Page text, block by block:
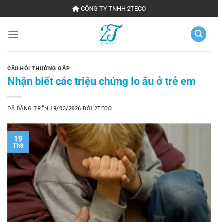
đến
nội
CÔNG TY TNHH 2TECO
CÂU HỎI THƯỜNG GẶP
Nhận biết các triệu chứng lo âu ở trẻ em
ĐÃ ĐĂNG TRÊN 19/03/2026 BỞI 2TECO
19
Th3